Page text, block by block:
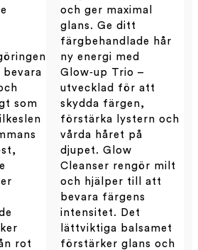
som
rot
och ger maximal
glans. Ge ditt
färgbehandlade hår
ny energi med
Glow‑up Trio –
utvecklad för att
skydda färgen,
förstärka lystern och
vårda håret på
djupet. Glow
Cleanser rengör milt
och hjälper till att
bevara färgens
intensitet. Det
lättviktiga balsamet
förstärker glans och